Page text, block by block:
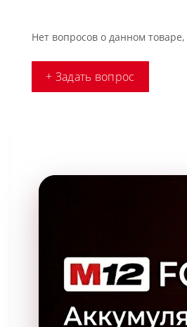
Нет вопросов о данном
+ Задать вопрос